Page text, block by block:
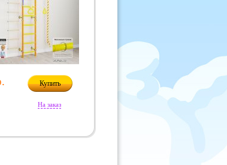
Купить
На заказ